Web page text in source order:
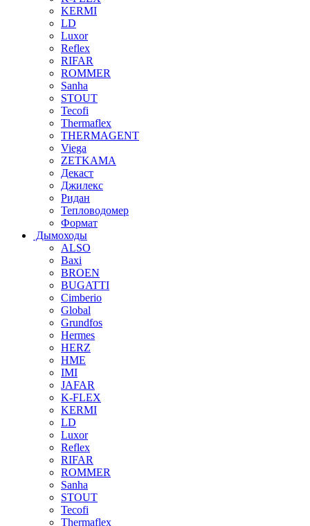
KERMI
LD
Luxor
Reflex
RIFAR
ROMMER
Sanha
STOUT
Tecofi
Thermaflex
THERMAGENT
Viega
ZETKAMA
Декаст
Джилекс
Ридан
Тепловодомер
Формат
Дымоходы
ALSO
Baxi
BROEN
BUGATTI
Cimberio
Global
Grundfos
Hermes
HERZ
HME
IMI
JAFAR
K-FLEX
KERMI
LD
Luxor
Reflex
RIFAR
ROMMER
Sanha
STOUT
Tecofi
Thermaflex